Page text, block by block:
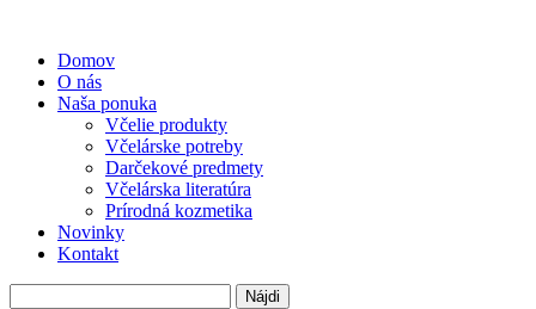
Domov
O nás
Naša ponuka
Včelie produkty
Včelárske potreby
Darčekové predmety
Včelárska literatúra
Prírodná kozmetika
Novinky
Kontakt